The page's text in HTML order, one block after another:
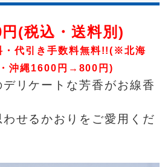
(税込・送料別)
・代引き手数料無料!!(※北海
沖縄1600円→800円)
リケートな芳香がお線香
せるかおりをご愛用くだ